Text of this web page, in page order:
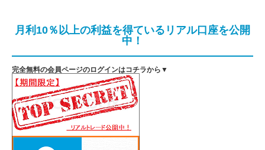
月利10％以上の利益を得ているリアル口座を公開
中！
完全無料の会員ページのログインはコチラから▼